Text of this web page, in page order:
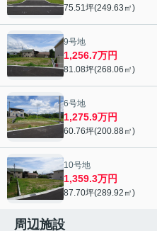
75.51坪(249.63㎡)
9号地
1,256.7万円
81.08坪(268.06㎡)
6号地
1,275.9万円
60.76坪(200.88㎡)
10号地
1,359.3万円
87.70坪(289.92㎡)
周辺施設